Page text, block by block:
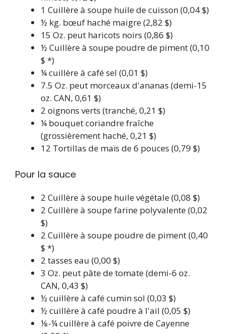
1 Cuillère à soupe huile de cuisson(0,04 $)
½ kg. bœuf haché maigre(2,82 $)
15 Oz. peut haricots noirs (0,86 $)
½Cuillère à soupe poudre de piment(0,10
$ *)
¼cuillère à cafésel (0,01 $)
7.5 Oz. peut morceaux d'ananas (demi-15
oz. CAN, 0,61 $)
2 oignons verts (tranché, 0,21 $)
¼ bouquetcoriandre fraîche
(grossièrement haché, 0,21 $)
12 Tortillas de maïs de 6 pouces (0,79 $)
Pour la sauce
2 Cuillère à soupe huile végétale(0,08 $)
2 Cuillère à soupefarine polyvalente(0,02
$)
2 Cuillère à soupe poudre de piment(0,40
$ *)
2 tasses eau (0,00 $)
3 Oz. peut pâte de tomate(demi-6 oz.
CAN, 0,43 $)
½cuillère à cafécumin sol (0,03 $)
½cuillère à café poudre à l'ail (0,05 $)
⅛-¼cuillère à café poivre de Cayenne